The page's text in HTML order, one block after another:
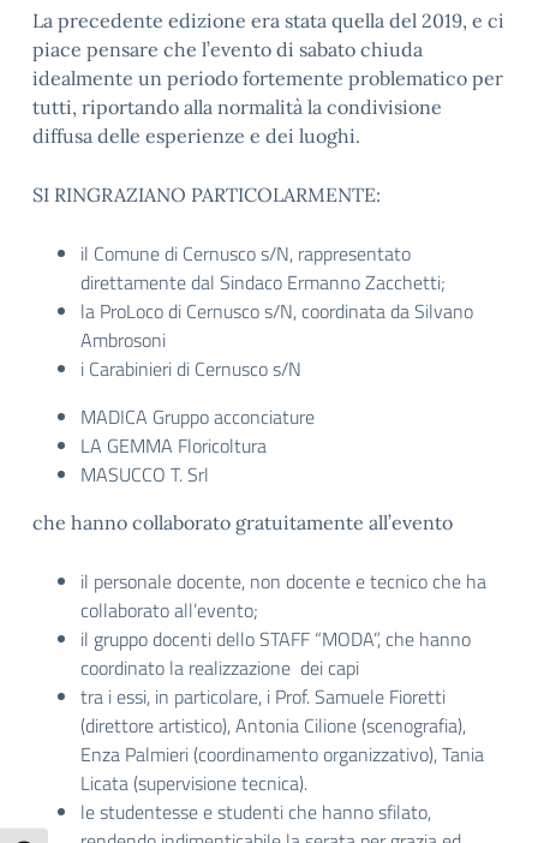
La precedente edizione era stata quella del 2019, e ci
piace pensare che l’evento di sabato chiuda
idealmente un periodo fortemente problematico per
tutti, riportando alla normalità la condivisione
diffusa delle esperienze e dei luoghi.
SI RINGRAZIANO PARTICOLARMENTE:
il Comune di Cernusco s/N, rappresentato
direttamente dal Sindaco Ermanno Zacchetti;
la ProLoco di Cernusco s/N, coordinata da Silvano
Ambrosoni
i Carabinieri di Cernusco s/N
MADICA Gruppo acconciature
LA GEMMA Floricoltura
MASUCCO T. Srl
che hanno collaborato gratuitamente all’evento
il personale docente, non docente e tecnico che ha
collaborato all’evento;
il gruppo docenti dello STAFF “MODA”, che hanno
coordinato la realizzazione dei capi
tra i essi, in particolare, i Prof. Samuele Fioretti
(direttore artistico), Antonia Cilione (scenografia),
Enza Palmieri (coordinamento organizzativo), Tania
Licata (supervisione tecnica).
le studentesse e studenti che hanno sfilato,